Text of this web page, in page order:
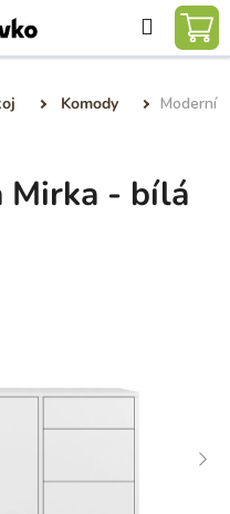
Hledat
Komody
Moderní
Mirka - bílá